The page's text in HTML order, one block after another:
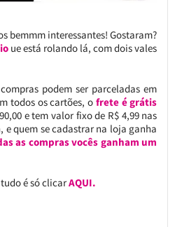
bemmm interessantes! Gostaram?
ue está rolando lá, com dois vales
podem ser parceladas em
todos os cartões, o frete é grátis
e tem valor fixo de R$ 4,99 nas
e quem se cadastrar na loja ganha
as compras vocês ganham um
é só clicarAQUI.